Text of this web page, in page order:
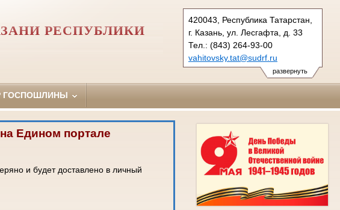
развернуть
420043, Республика Татарстан,
г. Казань, ул. Лесгафта, д. 33
Тел.: (843) 264-93-00
vahitovsky.tat@sudrf.ru
РЕСПУБЛИКИ
ГОСПОШЛИНЫ
Едином портале
и будет доставлено в личный